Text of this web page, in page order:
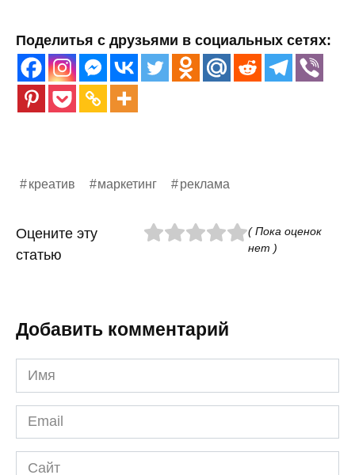
Поделитья с друзьями в социальных сетях:
креатив маркетинг реклама
Оцените эту
статью
( Пока оценок
нет )
Добавить комментарий
Имя
*
Email
*
Сайт